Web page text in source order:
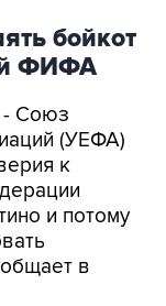
бойкот
ФИФА
- Союз
(УЕФА)
к
и потому
в